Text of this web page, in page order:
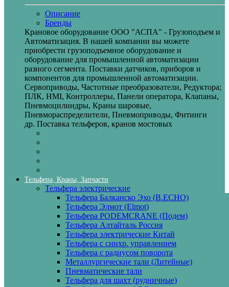
Описание
Бренды
Крановое оборудование ООО "АСПА" - Грузоподъем и
Автоматизация. В нашей компании вы можете
приобрести грузоподъемное оборудование и
оборудование для промышленной автоматизации
разного сегмента. Поставки датчиков, приборов и
компонентов для промышленной автоматизации.
Сервоприводы, Частотные преобразователи, Редуктора;
ПЛК, HMI, Контроллеры, Панели оператора, Клапаны,
Пневмоцилиндры, Краны шаровые,
Пневмораспределители, Пневмоприводы, Фитинги
др. Поставка тельферов, кранов мостовых
Тельфера, Краны, Запчасти
Тельфера электрические
Тельфера Балканско Эхо (B.ECHO)
Тельфера Элмот (Elmot)
Тельфера PODEMCRANE (Подем)
Тельфера Алтайталь Россия
Тельфера электрические Китай
Тельфера с синхр. управлением
Тельфера с радиусом поворота
Металлургические тали (Литейные)
Пневматические тали
Тельфера для шахт (рудничные)